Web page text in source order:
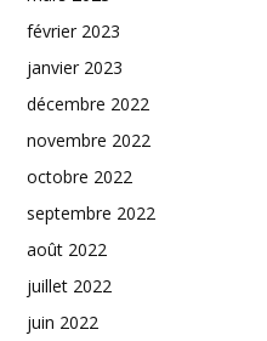
février 2023
janvier 2023
décembre 2022
novembre 2022
octobre 2022
septembre 2022
août 2022
juillet 2022
juin 2022